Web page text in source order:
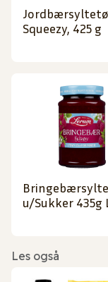
Squeezy, 425 g
u/Sukker 435g
Les også